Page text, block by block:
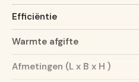
Efficiëntie
Warmte afgifte
Afmetingen (L x B x H )